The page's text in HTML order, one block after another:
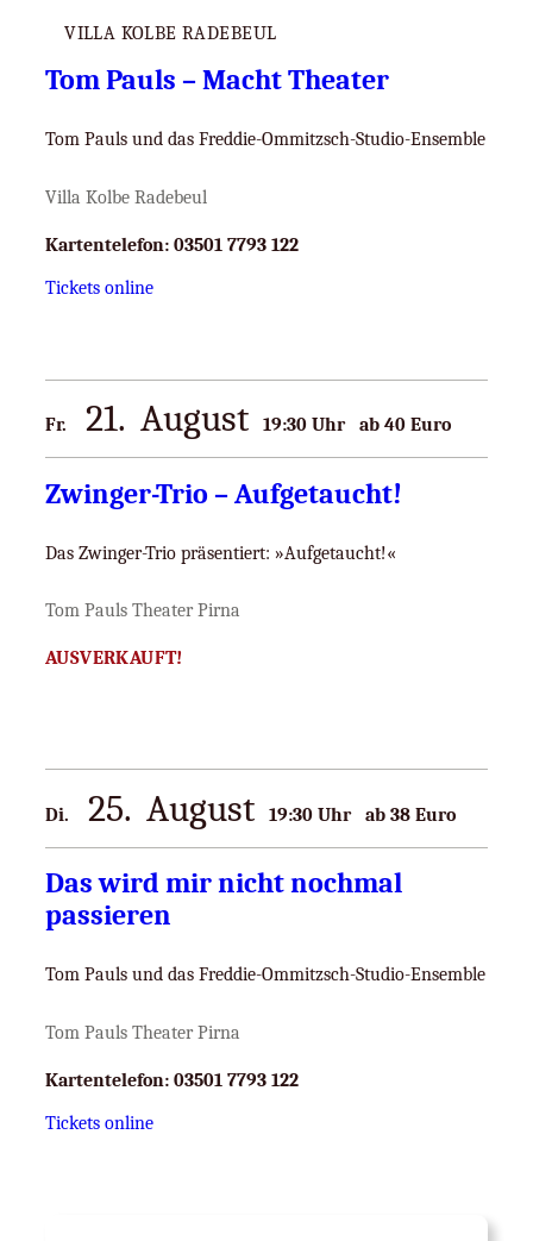
VILLA KOLBE RADEBEUL
Tom Pauls – Macht Theater
Tom Pauls und das Freddie-Ommitzsch-Studio-Ensemble
Villa Kolbe Radebeul
Kartentelefon: 03501 7793 122
Tickets online
Fr. 21 August 19:30 ab 40 Euro
Zwinger-Trio – Aufgetaucht!
Das Zwinger-Trio präsentiert: »Aufgetaucht!«
Tom Pauls Theater Pirna
AUSVERKAUFT!
Di. 25 August 19:30 ab 38 Euro
Das wird mir nicht nochmal
passieren
Tom Pauls und das Freddie-Ommitzsch-Studio-Ensemble
Tom Pauls Theater Pirna
Kartentelefon: 03501 7793 122
Tickets online